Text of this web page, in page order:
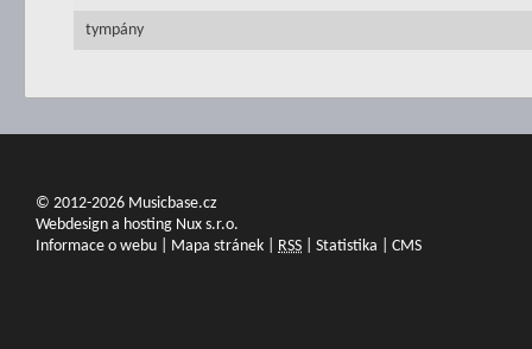
tympány
© 2012-2026 Musicbase.cz
Webdesign a hosting Nux s.r.o.
Informace o webu
Mapa stránek RSS Statistika CMS